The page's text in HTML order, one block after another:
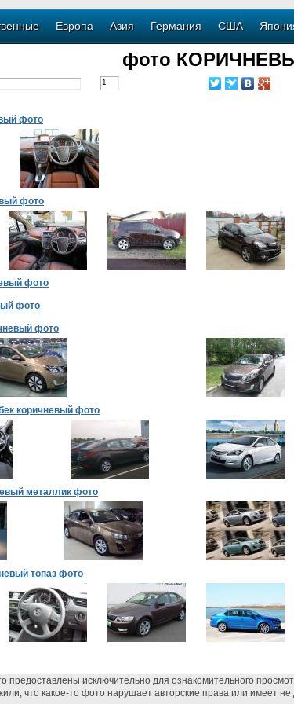
Европа Азия Германия США
фото
фото
фото
фото
фото
фото
коричневый фото
металлик фото
топаз фото
предоставлены исключительно для ознакомительного
что какое-то фото нарушает авторские права или имеет